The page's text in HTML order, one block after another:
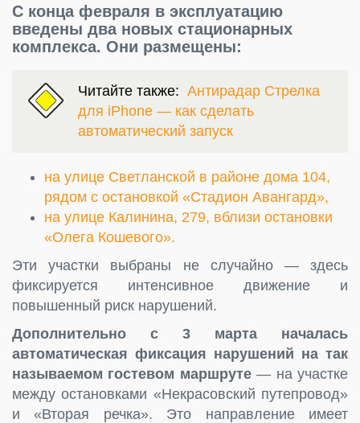
С конца февраля в эксплуатацию
введены два новых стационарных
комплекса. Они размещены:
Читайте также: Антирадар Стрелка
для iPhone — как сделать
автоматический запуск
на улице Светланской в районе дома 104,
рядом с остановкой «Стадион Авангард»,
на улице Калинина, 279, вблизи остановки
«Олега Кошевого».
Эти участки выбраны не случайно — здесь
фиксируется интенсивное движение и
повышенный риск нарушений.
Дополнительно с 3 марта началась
автоматическая фиксация нарушений на так
называемом гостевом маршруте— на участке
между остановками «Некрасовский путепровод»
и «Вторая речка». Это направление имеет